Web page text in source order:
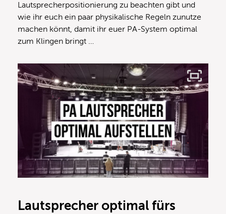
Lautsprecherpositionierung zu beachten gibt und
wie ihr euch ein paar physikalische Regeln zunutze
machen könnt, damit ihr euer PA-System optimal
zum Klingen bringt …
Lautsprecher optimal fürs